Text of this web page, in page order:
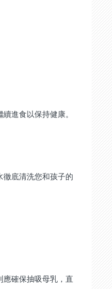
進食以保持健康。
底清洗您和孩子的
確保抽吸母乳，直